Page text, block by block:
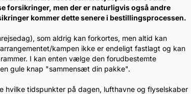
forsikringer, men der er naturligvis også andre
kommer dette senere i bestillingsprocessen.
som aldrig kan forkortes, men altid kan
kampen ikke er endeligt fastlagt og kan
I kan enten vælge den forudbestemte
gule knap "sammensæt din pakke".
tidspunkter på dagen, lufthavne og flyselskaber